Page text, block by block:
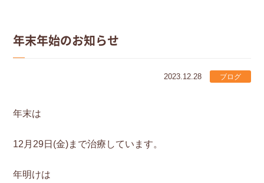
年末年始のお知らせ
2023.12.28 ブログ
年末は
12月29日(金)まで治療しています。
年明けは